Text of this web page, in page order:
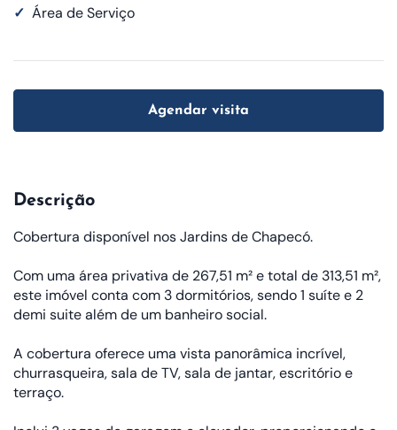
✓ Área de Serviço
Agendar visita
Descrição
Cobertura disponível nos Jardins de Chapecó.
Com uma área privativa de 267,51 m² e total de 313,51 m²,
este imóvel conta com 3 dormitórios, sendo 1 suíte e 2
demi suite além de um banheiro social.
A cobertura oferece uma vista panorâmica incrível,
churrasqueira, sala de TV, sala de jantar, escritório e
terraço.